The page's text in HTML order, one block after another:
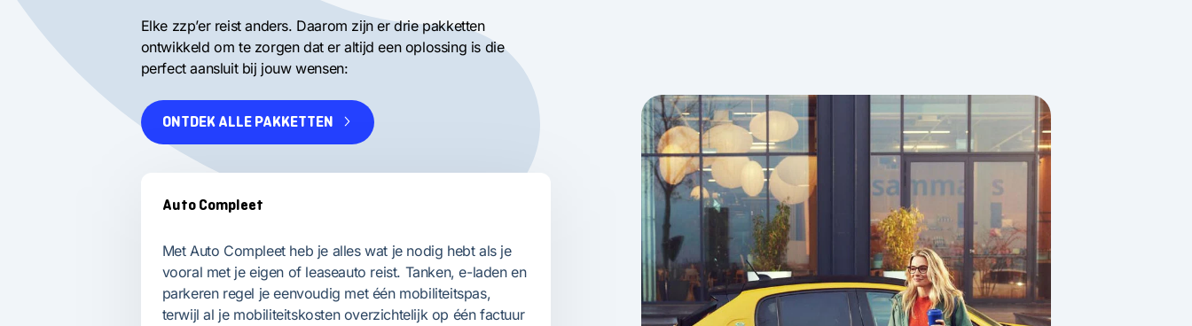
Elke zzp’er reist anders. Daarom zijn er drie pakketten
ontwikkeld om te zorgen dat er altijd een oplossing is die
perfect aansluit bij jouw wensen:
ONTDEK ALLE PAKKETTEN
Auto Compleet
Met Auto Compleet heb je alles wat je nodig hebt als je
vooral met je eigen of leaseauto reist. Tanken, e-laden en
parkeren regel je eenvoudig met één mobiliteitspas,
terwijl al je mobiliteitskosten overzichtelijk op één factuur